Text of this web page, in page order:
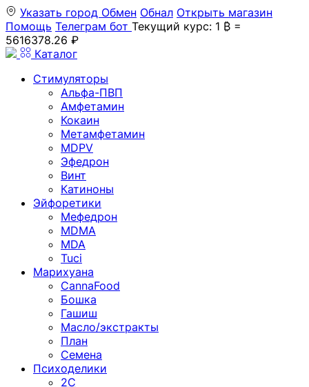
Указать город Обмен Обнал Открыть магазин
Помощь Телеграм бот Текущий курс: 1 ₿ =
5616378.26 ₽
Каталог
Стимуляторы
Альфа-ПВП
Амфетамин
Кокаин
Метамфетамин
MDPV
Эфедрон
Винт
Катиноны
Эйфоретики
Мефедрон
MDMA
MDA
Tuci
Марихуана
CannaFood
Бошка
Гашиш
Масло/экстракты
План
Семена
Психоделики
2C